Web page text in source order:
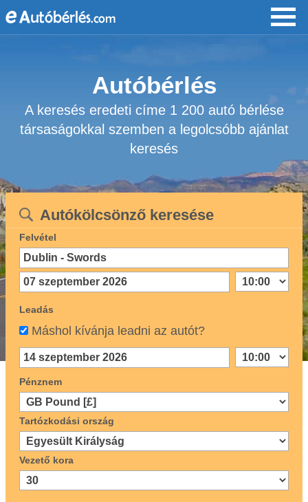
Autóbérlés
A keresés eredeti címe 1 200 autó bérlése
társaságokkal szemben a legolcsóbb ajánlat
keresés
Autókölcsönző keresése
Felvétel
Leadás
Máshol kívánja leadni az autót?
Pénznem
Tartózkodási ország
Vezető kora